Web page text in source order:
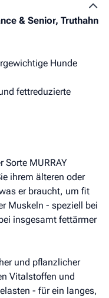
& Senior, Truthahn
Hunde
fettreduzierte
Sorte MURRAY
ihrem älteren oder
er braucht, um fit
Muskeln - speziell bei
insgesamt fettärmer
und pflanzlicher
Vitalstoffen und
- für ein langes,